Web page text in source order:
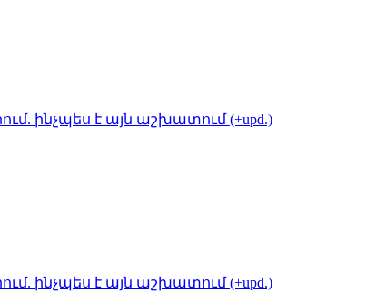
ինչպես է այն աշխատում (+upd.)
ինչպես է այն աշխատում (+upd.)